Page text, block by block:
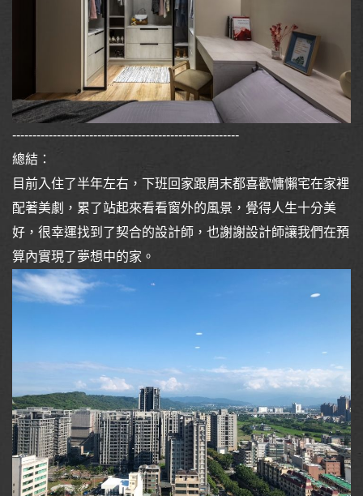
--------------------------------------------------------
總結：
目前入住了半年左右，下班回家跟周末都喜歡慵懶宅在家裡
配著美劇，累了站起來看看窗外的風景，覺得人生十分美
好，很幸運找到了契合的設計師，也謝謝設計師讓我們在預
算內實現了夢想中的家。